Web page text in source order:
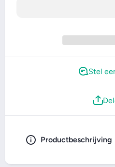
Stel
Productbeschrijving